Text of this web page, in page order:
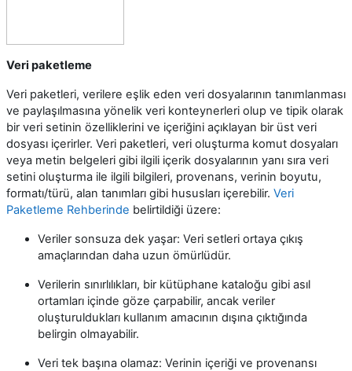
Veri paketleme
Veri paketleri, verilere eşlik eden veri dosyalarının tanımlanması
ve paylaşılmasına yönelik veri konteynerleri olup ve tipik olarak
bir veri setinin özelliklerini ve içeriğini açıklayan bir üst veri
dosyası içerirler. Veri paketleri, veri oluşturma komut dosyaları
veya metin belgeleri gibi ilgili içerik dosyalarının yanı sıra veri
setini oluşturma ile ilgili bilgileri, provenans, verinin boyutu,
formatı/türü, alan tanımları gibi hususları içerebilir. Veri
Paketleme Rehberinde belirtildiği üzere:
Veriler sonsuza dek yaşar: Veri setleri ortaya çıkış
amaçlarından daha uzun ömürlüdür.
Verilerin sınırlılıkları, bir kütüphane kataloğu gibi asıl
ortamları içinde göze çarpabilir, ancak veriler
oluşturuldukları kullanım amacının dışına çıktığında
belirgin olmayabilir.
Veri tek başına olamaz: Verinin içeriği ve provenansı